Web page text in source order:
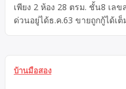
เพียง 2 ห้อง 28 ตรม. ชั้น8 เล
ด่วนอยู่ได้ธ.ค.63 ขายถูกกู้ได้เ
ได้เต็ม หรือ กู้ได้สูงสุด ตามเครดิ
บ้านมือสอง